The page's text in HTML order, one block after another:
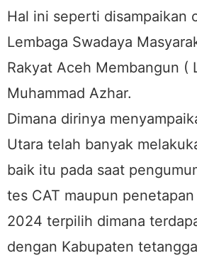
Hal ini seperti disampaikan
Lembaga Swadaya
Rakyat Aceh Membangun (
Muhammad Azhar.
Dimana dirinya
Utara telah banyak
baik itu pada saat
tes CAT maupun penetapan
2024 terpilih dimana
dengan Kabupaten